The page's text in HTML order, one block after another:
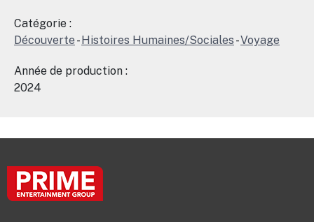
Catégorie :
Découverte -Histoires Humaines/Sociales -Voyage
Année de production :
2024